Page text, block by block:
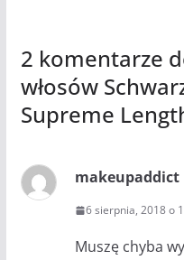
2 komentarze
włosów
Supreme
makeupaddict
6 sierpnia, 2018 o
Muszę chyba